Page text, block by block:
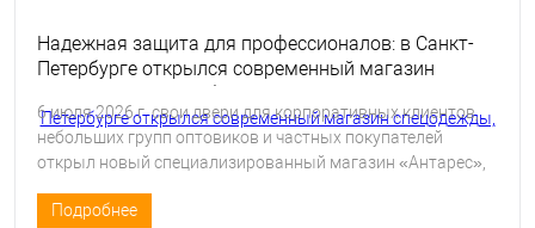
Надежная защита для профессионалов: в Санкт-
Петербурге открылся современный магазин
спецодежды, спецобуви и СИЗ «Антарес»
6 июля 2026 г. свои двери для корпоративных клиентов,
небольших групп оптовиков и частных покупателей
открыл новый специализированный магазин «Антарес»,
удобной и надежной спецодежды и спецобуви до
Подробнее